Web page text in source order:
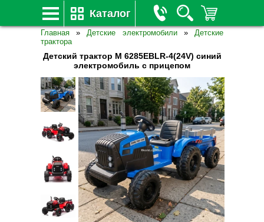
Каталог
Главная »Детские электромобили »Детские
трактора
Детский трактор M 6285EBLR-4(24V) синий
электромобиль с прицепом